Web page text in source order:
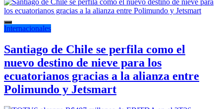
Internacionales
Santiago de Chile se perfila como el
nuevo destino de nieve para los
ecuatorianos gracias a la alianza entre
Polimundo y Jetsmart